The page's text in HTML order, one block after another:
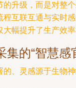
升级，而是对整
互联互通与实时
幅提升了生产效
的“智慧感
、灵感源于生物神